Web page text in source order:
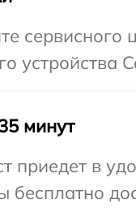
устройства
минут
приедет в